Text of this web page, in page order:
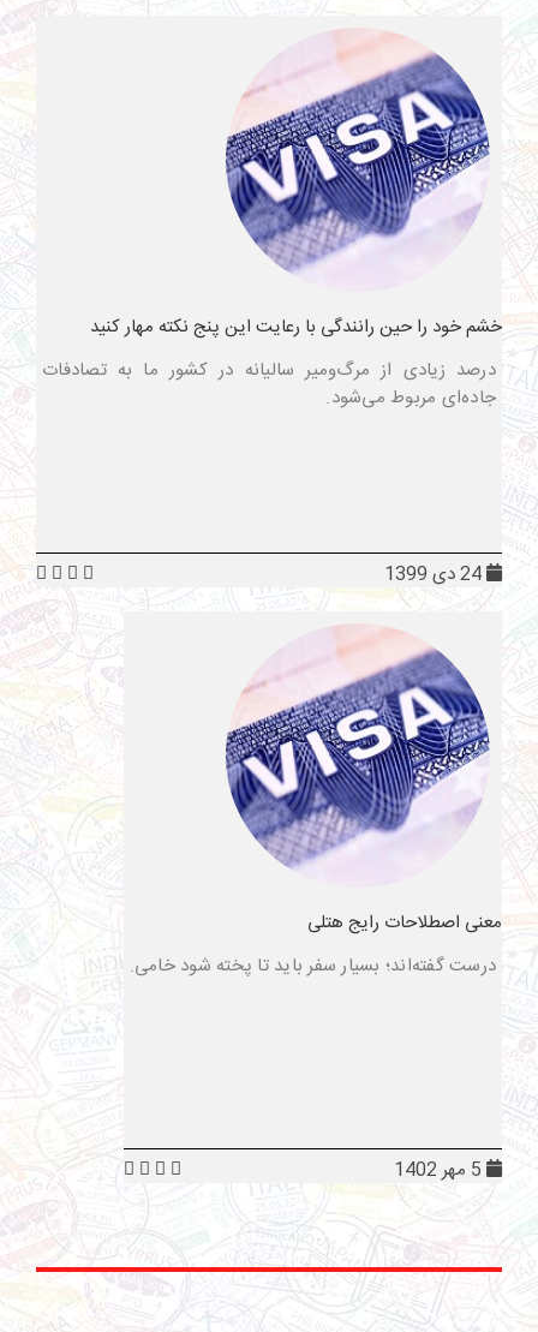
خشم خود را حین رانندگی با رعایت این پنج نکته مهار کنید
درصد زیادی از مرگ‌ومیر سالیانه در کشور ما به تصادفات
جاده‌ای مربوط می‌شود.
معنی اصطلاحات رایج هتلی
درست گفته‌اند؛ بسیار سفر باید تا پخته شود خامی.